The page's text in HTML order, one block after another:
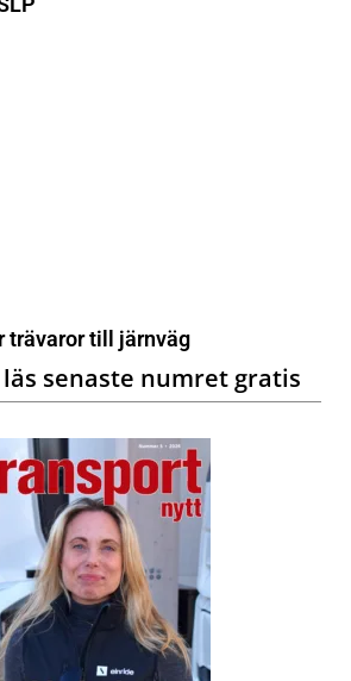
trävaror till järnväg
läs senaste numret gratis